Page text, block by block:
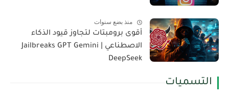
منذ بضع سنوات
أقوى برومبتات لتجاوز قيود الذكاء
الاصطناعي | Jailbreaks GPT Gemini
DeepSeek
التسميات